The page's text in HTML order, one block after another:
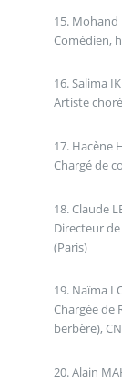
15. Mohand
Comédien,
16. Salima
Artiste
17. Hacène
Chargé de
18. Claude
Directeur
(Paris)
19. Naïma
Chargée de
20. Alain